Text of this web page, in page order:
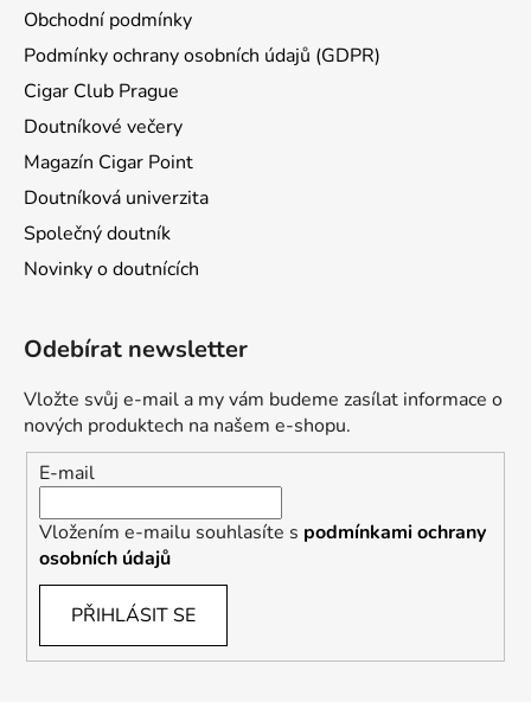
Obchodní podmínky
Podmínky ochrany osobních údajů (GDPR)
Cigar Club Prague
Doutníkové večery
Magazín Cigar Point
Doutníková univerzita
Společný doutník
Novinky o doutnících
Odebírat newsletter
Vložte svůj e-mail a my vám budeme zasílat informace o
nových produktech na našem e-shopu.
E-mail
Vložením e-mailu souhlasíte s podmínkami ochrany
osobních údajů
PŘIHLÁSIT SE